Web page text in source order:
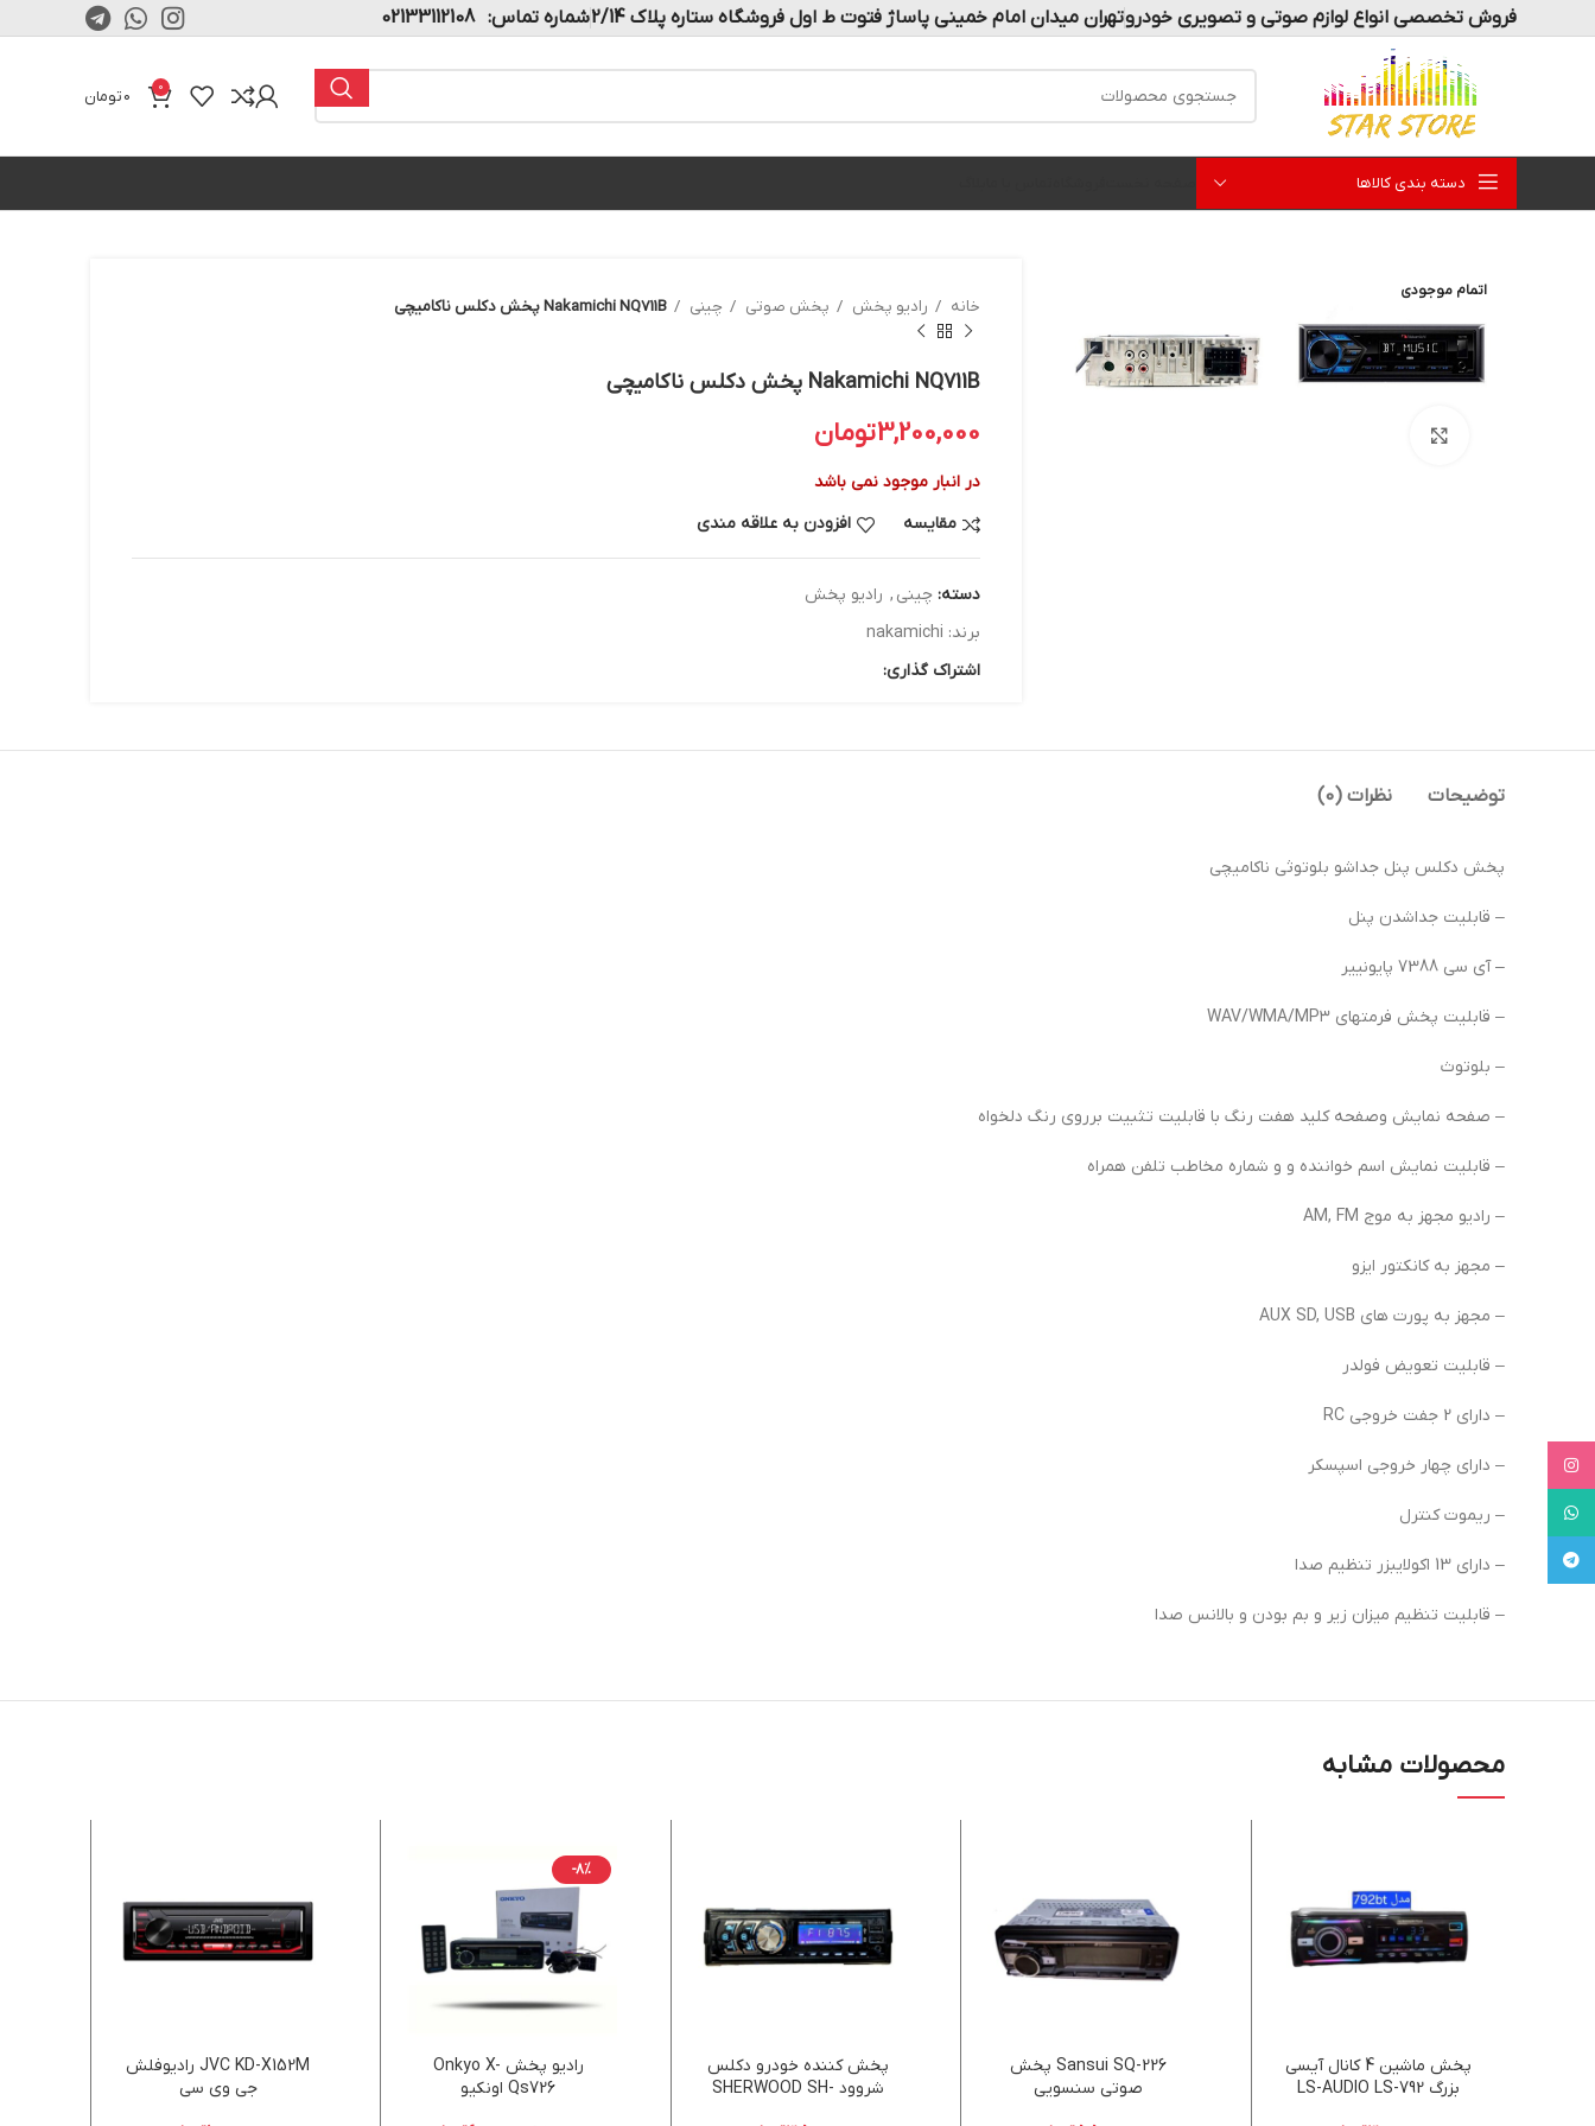
فروش تخصصی انواع لوازم صوتی و تصویری خودروتهران میدان امام خمینی پاساژ فتوت ط اول فروشگاه ستاره پلاک 2/14 شماره تماس: 02133112108
0
0تومان
دسته بندی کالاها
اتمام موجودی
خانه رادیو پخش پخش صوتی چینی Nakamichi NQ711B پخش دکلس ناکامیچی
Nakamichi NQ711B پخش دکلس ناکامیچی
3,200,000تومان
در انبار موجود نمی باشد
مقایسه
افزودن به علاقه مندی
دسته: چینی , رادیو پخش
برند: nakamichi
اشتراک گذاری:
توضیحات نظرات (0)
پخش دکلس پنل جداشو بلوتوثی ناکامیچی
– قابلیت جداشدن پنل
– آی سی 7388 پایونییر
– قابلیت پخش فرمتهای WAV/WMA/MP۳
– بلوتوث
– صفحه نمایش وصفحه کلید هفت رنگ با قابلیت تثبیت برروی رنگ دلخواه
– قابلیت نمایش اسم خواننده و و شماره مخاطب تلفن همراه
– رادیو مجهز به موج AM, FM
– مجهز به کانکتور ایزو
– مجهز به پورت های AUX SD, USB
– قابلیت تعویض فولدر
– دارای 2 جفت خروجی RC
– دارای چهار خروجی اسپسکر
– ریموت کنترل
– دارای 13 اکولایبزر تنظیم صدا
– قابلیت تنظیم میزان زیر و بم بودن و بالانس صدا
محصولات مشابه
پخش ماشین 4 کانال آیسی
بزرگ LS-AUDIO LS-792
Sansui SQ-226 پخش
صوتی سنسویی
پخش کننده خودرو دکلس
شروود SHERWOOD SH-
-8%
رادیو پخش Onkyo X-
Qs726 اونکیو
JVC KD-X152M رادیوفلش
جی وی سی
Instagram
WhatsApp
Telegram